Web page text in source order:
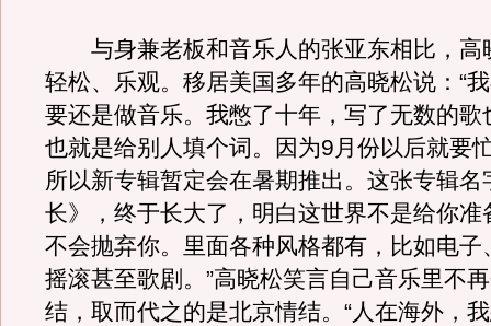
与身兼老板和音乐人的张亚东相比，高
轻松、乐观。移居美国多年的高晓松说：“
要还是做音乐。我憋了十年，写了无数的歌
也就是给别人填个词。因为9月份以后就要
所以新专辑暂定会在暑期推出。这张专辑名
长》，终于长大了，明白这世界不是给你准
不会抛弃你。里面各种风格都有，比如电子
摇滚甚至歌剧。”高晓松笑言自己音乐里不
结，取而代之的是北京情结。“人在海外，